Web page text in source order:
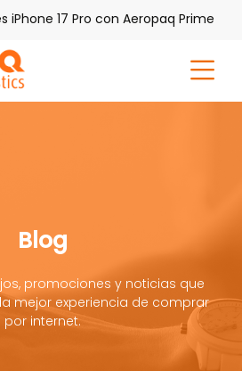
17 Pro con Aeropaq Prime
Blog
promociones y noticias que
mejor experiencia de comprar
por internet.